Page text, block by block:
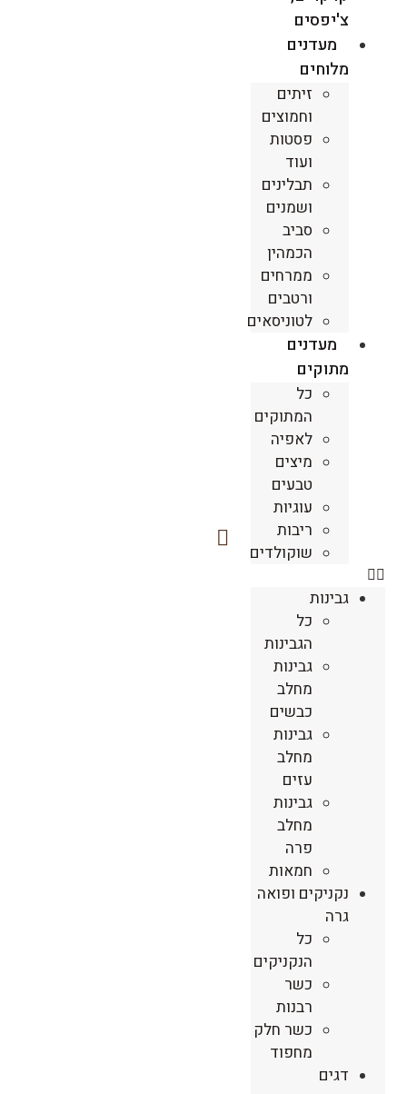
צ'יפסים
מעדנים
מלוחים
זיתים
וחמוצים
פסטות
ועוד
תבלינים
ושמנים
סביב
הכמהין
ממרחים
ורטבים
לטוניסאים
מעדנים
מתוקים
כל
המתוקים
לאפיה
מיצים
טבעים
עוגיות
ריבות
שוקולדים
גבינות
כל
הגבינות
גבינות
מחלב
כבשים
גבינות
מחלב
עזים
גבינות
מחלב
פרה
חמאות
נקניקים ופואה
גרה
כל
הנקניקים
כשר
רבנות
כשר חלק
מחפוד
דגים